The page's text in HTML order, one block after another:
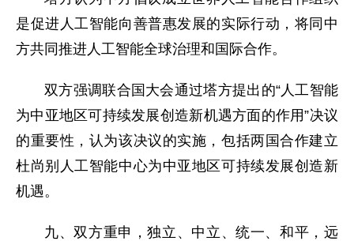
是促进人工智能向善普惠发展的实际行动，将同中
方共同推进人工智能全球治理和国际合作。
双方强调联合国大会通过塔方提出的“人工智能
为中亚地区可持续发展创造新机遇方面的作用”决议
的重要性，认为该决议的实施，包括两国合作建立
杜尚别人工智能中心为中亚地区可持续发展创造新
机遇。
九、双方重申，独立、中立、统一、和平，远